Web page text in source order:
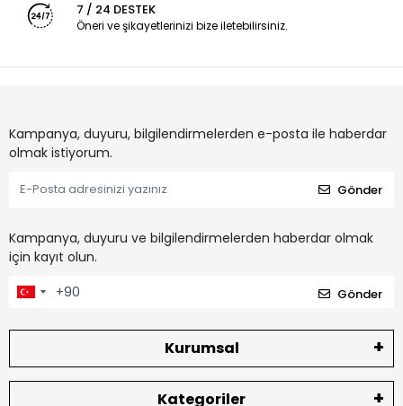
7 / 24 DESTEK
Öneri ve şikayetlerinizi bize iletebilirsiniz.
Kampanya, duyuru, bilgilendirmelerden e-posta ile haberdar
olmak istiyorum.
Gönder
Kampanya, duyuru ve bilgilendirmelerden haberdar olmak
için kayıt olun.
Gönder
Kurumsal
Kategoriler